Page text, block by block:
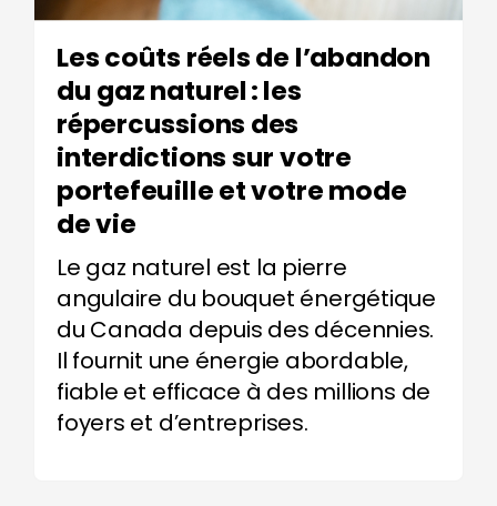
Les coûts réels de l’abandon
du gaz naturel : les
répercussions des
interdictions sur votre
portefeuille et votre mode
de vie
Le gaz naturel est la pierre
angulaire du bouquet énergétique
du Canada depuis des décennies.
Il fournit une énergie abordable,
fiable et efficace à des millions de
foyers et d’entreprises.